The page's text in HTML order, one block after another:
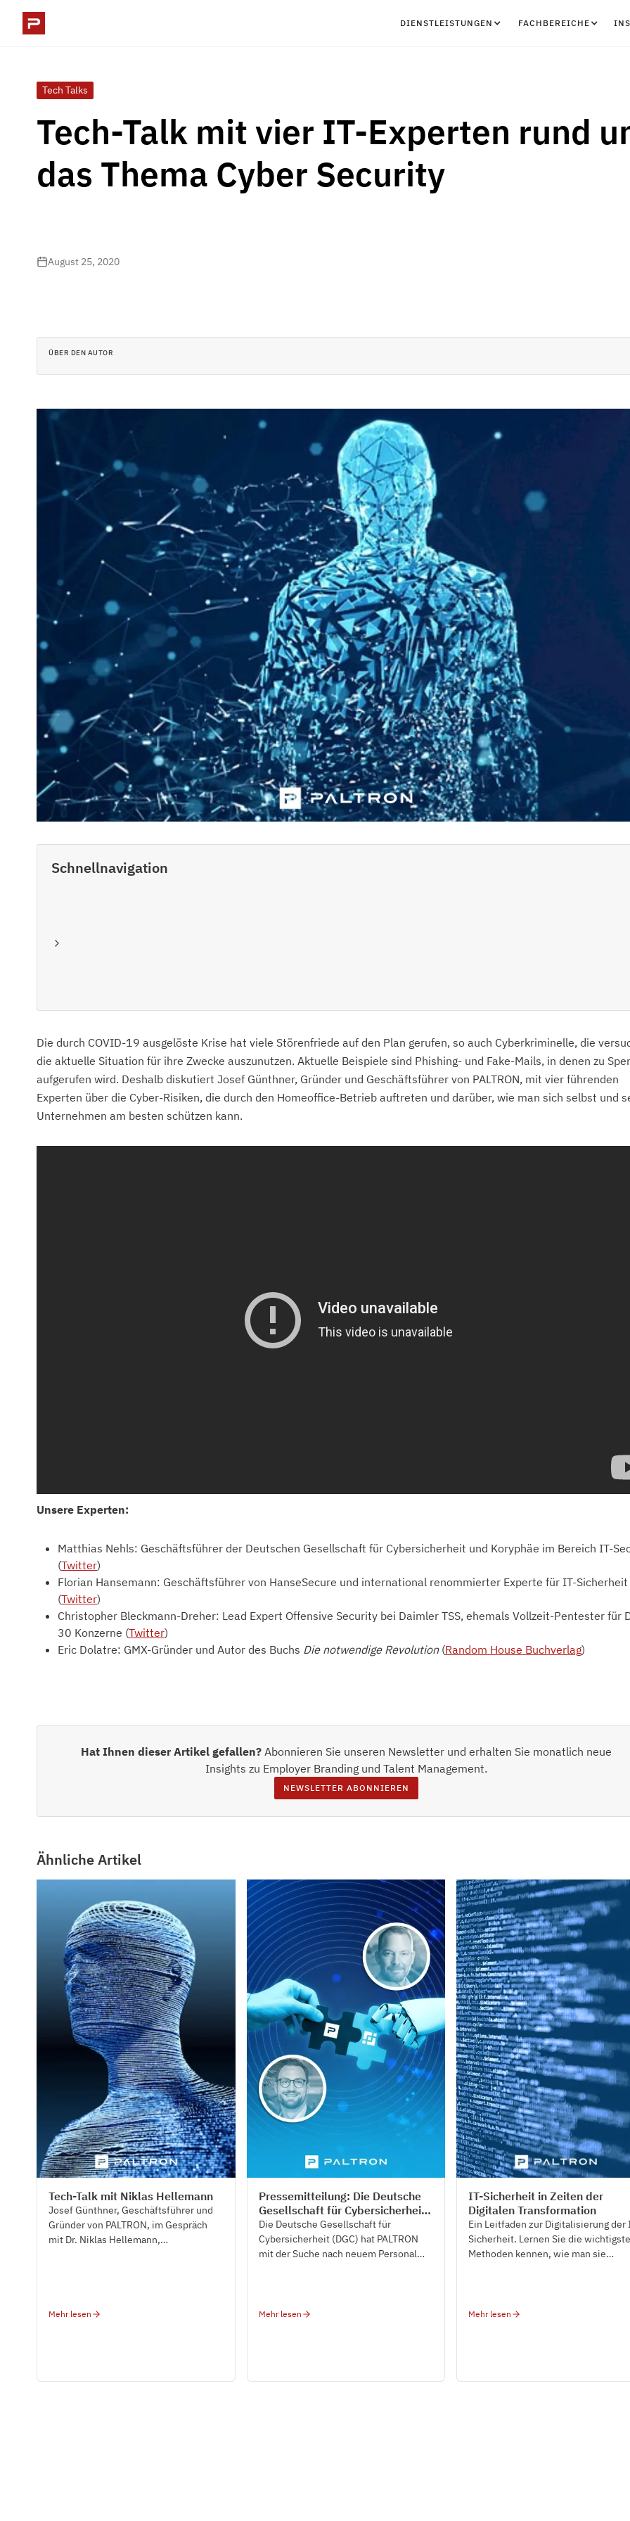
DIENSTLEISTUNGEN FACHBEREICHE
Tech Talks
Tech-Talk mit vier IT-Experten rund
das Thema Cyber Security
August 25, 2020
ÜBER DEN AUTOR
Schnellnavigation
Die durch COVID-19 ausgelöste Krise hat viele Störenfriede auf den Plan gerufen, so auch Cyberkriminelle, die
die aktuelle Situation für ihre Zwecke auszunutzen. Aktuelle Beispiele sind Phishing- und Fake-Mails, in denen zu
aufgerufen wird. Deshalb diskutiert Josef Günthner, Gründer und Geschäftsführer von PALTRON, mit vier führenden
Experten über die Cyber-Risiken, die durch den Homeoffice-Betrieb auftreten und darüber, wie man sich selbst und
Unternehmen am besten schützen kann.
Unsere Experten:
Matthias Nehls: Geschäftsführer der Deutschen Gesellschaft für Cybersicherheit und Koryphäe im Bereich IT-
(Twitter)
Florian Hansemann: Geschäftsführer von HanseSecure und international renommierter Experte für IT-Sicherheit
(Twitter)
Christopher Bleckmann-Dreher: Lead Expert Offensive Security bei Daimler TSS, ehemals Vollzeit-Pentester für
30 Konzerne (Twitter)
Eric Dolatre: GMX-Gründer und Autor des Buchs Die notwendige Revolution(Random House Buchverlag)
Hat Ihnen dieser Artikel gefallen?Abonnieren Sie unseren Newsletter und erhalten Sie monatlich neue
Insights zu Employer Branding und Talent Management.
NEWSLETTER ABONNIEREN
Ähnliche Artikel
Tech-Talk mit Niklas Hellemann
Josef Günthner, Geschäftsführer und
Gründer von PALTRON, im Gespräch
mit Dr. Niklas Hellemann,
Mehr lesen
Pressemitteilung: Die Deutsche
Gesellschaft für Cybersicherheit
geht eine strategische
Partnerschaft mit PALTRON ein.
Die Deutsche Gesellschaft für
Cybersicherheit (DGC) hat PALTRON
mit der Suche nach neuem Personal
Mehr lesen
IT-Sicherheit in Zeiten der
Digitalen Transformation
Ein Leitfaden zur Digitalisierung der
Sicherheit. Lernen Sie die
Methoden kennen, wie man sie
Mehr lesen